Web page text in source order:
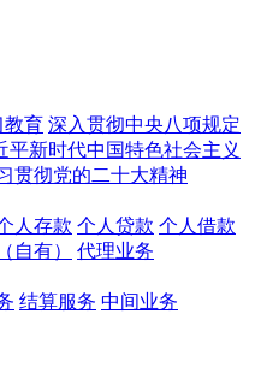
教育 深入贯彻中央八项规定
平新时代中国特色社会主义
贯彻党的二十大精神
人存款 个人贷款 个人借款
自有）
代理业务
结算服务 中间业务